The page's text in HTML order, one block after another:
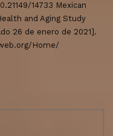
14733 Mexican
and Aging Study
26 de enero de 2021].
Home/